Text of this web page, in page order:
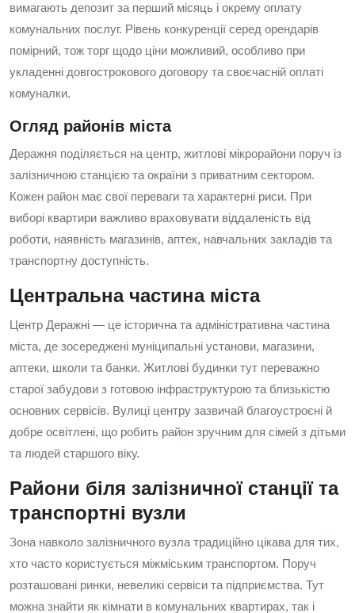
вимагають депозит за перший місяць і окрему оплату
комунальних послуг. Рівень конкуренції серед орендарів
помірний, тож торг щодо ціни можливий, особливо при
укладенні довгострокового договору та своєчасній оплаті
комуналки.
Огляд районів міста
Деражня поділяється на центр, житлові мікрорайони поруч із
залізничною станцією та окраїни з приватним сектором.
Кожен район має свої переваги та характерні риси. При
виборі квартири важливо враховувати віддаленість від
роботи, наявність магазинів, аптек, навчальних закладів та
транспортну доступність.
Центральна частина міста
Центр Деражні — це історична та адміністративна частина
міста, де зосереджені муніципальні установи, магазини,
аптеки, школи та банки. Житлові будинки тут переважно
старої забудови з готовою інфраструктурою та близькістю
основних сервісів. Вулиці центру зазвичай благоустроєні й
добре освітлені, що робить район зручним для сімей з дітьми
та людей старшого віку.
Райони біля залізничної станції та
транспортні вузли
Зона навколо залізничного вузла традиційно цікава для тих,
хто часто користується міжміським транспортом. Поруч
розташовані ринки, невеликі сервіси та підприємства. Тут
можна знайти як кімнати в комунальних квартирах, так і